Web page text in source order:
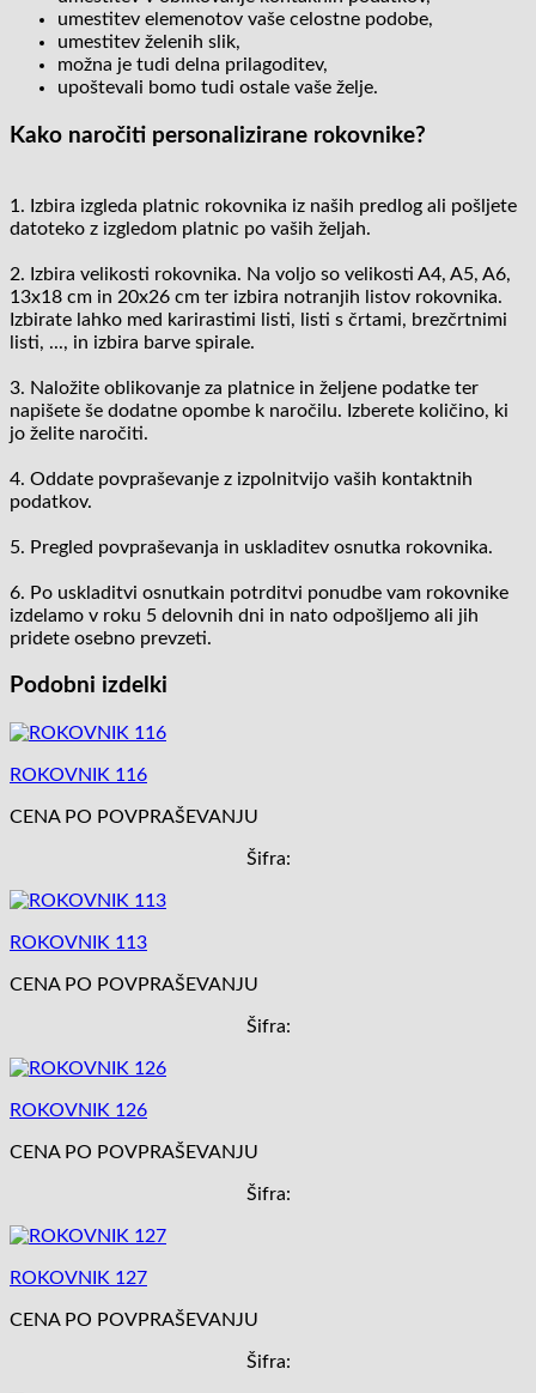
umestitev elemenotov vaše celostne podobe,
umestitev želenih slik,
možna je tudi delna prilagoditev,
upoštevali bomo tudi ostale vaše želje.
Kako naročiti personalizirane rokovnike?
1. Izbira izgleda platnic rokovnika iz naših predlog ali pošljete
datoteko z izgledom platnic po vaših željah.
2. Izbira velikosti rokovnika. Na voljo so velikosti A4, A5, A6,
13x18 cm in 20x26 cm ter izbira notranjih listov rokovnika.
Izbirate lahko med karirastimi listi, listi s črtami, brezčrtnimi
listi, ..., in izbira barve spirale.
3. Naložite oblikovanje za platnice in željene podatke ter
napišete še dodatne opombe k naročilu. Izberete količino, ki
jo želite naročiti.
4. Oddate povpraševanje z izpolnitvijo vaših kontaktnih
podatkov.
5. Pregled povpraševanja in uskladitev osnutka rokovnika.
6. Po uskladitvi osnutkain potrditvi ponudbe vam rokovnike
izdelamo v roku 5 delovnih dni in nato odpošljemo ali jih
pridete osebno prevzeti.
Podobni izdelki
ROKOVNIK 116
CENA PO POVPRAŠEVANJU
Šifra:
ROKOVNIK 113
CENA PO POVPRAŠEVANJU
Šifra:
ROKOVNIK 126
CENA PO POVPRAŠEVANJU
Šifra:
ROKOVNIK 127
CENA PO POVPRAŠEVANJU
Šifra: